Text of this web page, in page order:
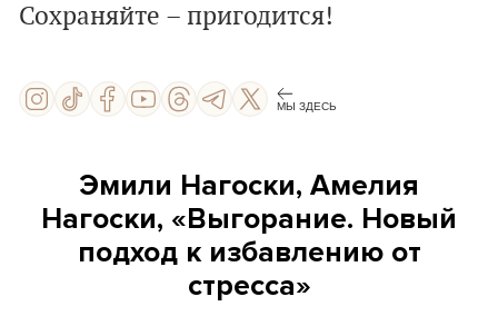
Сохраняйте – пригодится!
МЫ ЗДЕСЬ
Эмили Нагоски, Амелия
Нагоски, «Выгорание. Новый
подход к избавлению от
стресса»